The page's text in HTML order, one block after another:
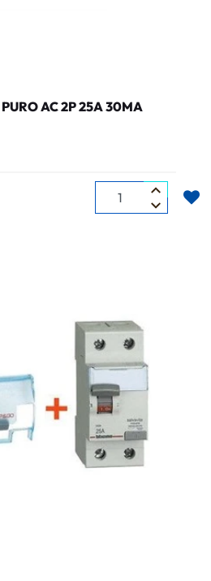
AC 2P 25A 30MA